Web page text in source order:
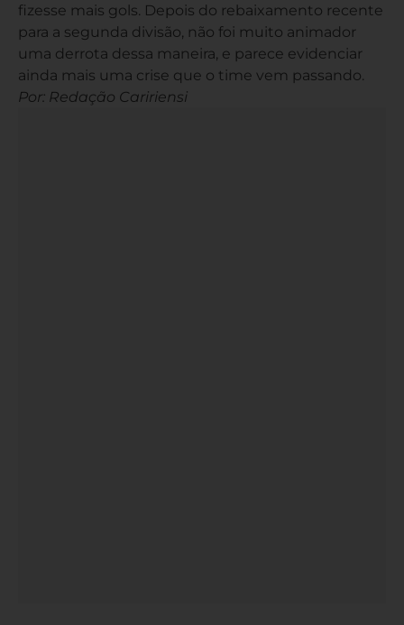
fizesse mais gols. Depois do rebaixamento recente
para a segunda divisão, não foi muito animador
uma derrota dessa maneira, e parece evidenciar
ainda mais uma crise que o time vem passando.
Por: Redação Caririensi